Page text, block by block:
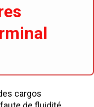
cargos